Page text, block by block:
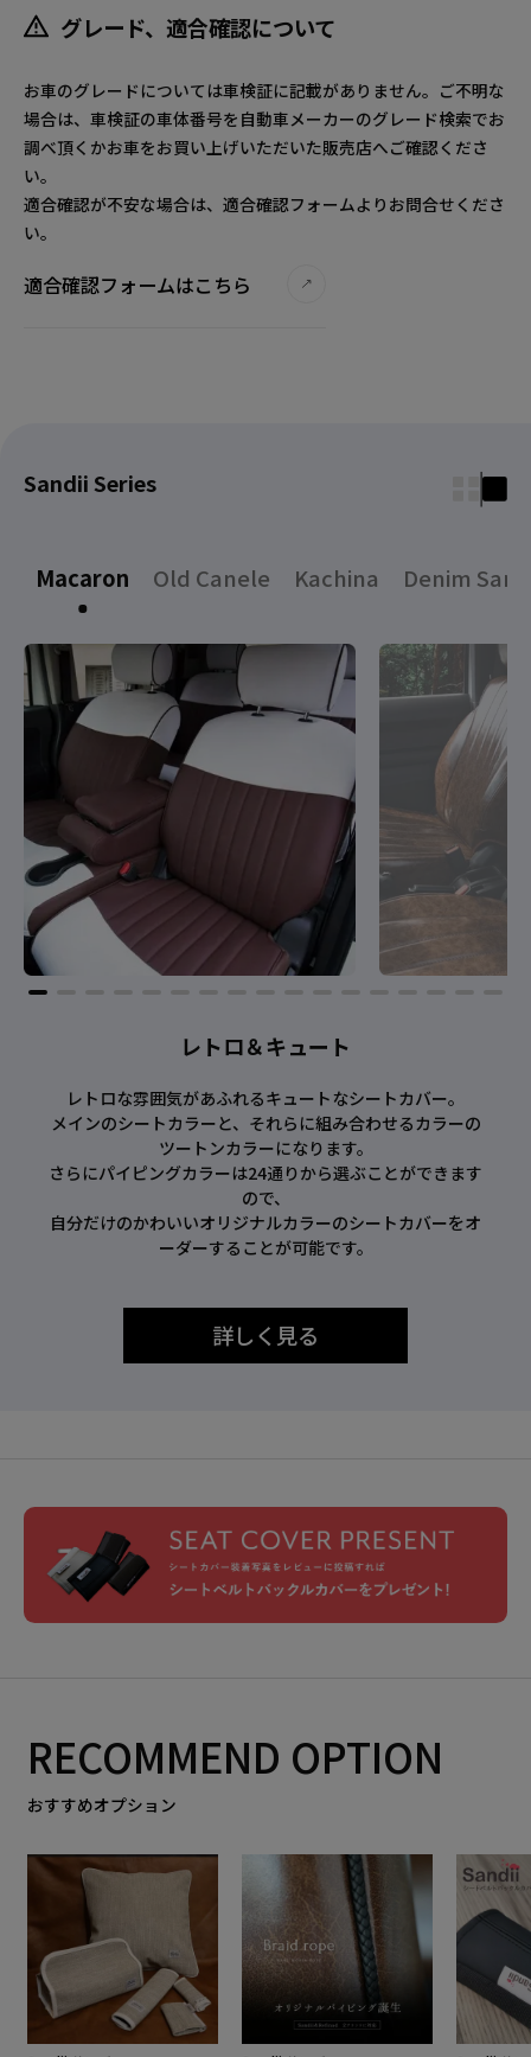
グレード、適合確認について
お車のグレードについては車検証に記載がありません。ご不明な
場合は、車検証の車体番号を自動車メーカーのグレード検索でお
調べ頂くかお車をお買い上げいただいた販売店へご確認くださ
い。
適合確認が不安な場合は、適合確認フォームよりお問合せくださ
い。
適合確認フォームはこちら
Sandii Series
Macaron Old Canele Kachina Denim Sand
レトロ＆キュート
レトロな雰囲気があふれるキュートなシートカバー。
メインのシートカラーと、それらに組み合わせるカラーの
ツートンカラーになります。
さらにパイピングカラーは24通りから選ぶことができます
ので、
自分だけのかわいいオリジナルカラーのシートカバーをオ
ーダーすることが可能です。
詳しく見る
RECOMMEND OPTION
おすすめオプション